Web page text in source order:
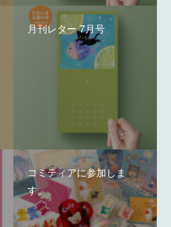
月刊レター 7月号
コミティアに参加しま
す。